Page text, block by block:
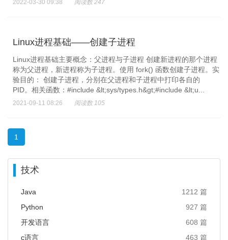
2022-03-30 09:38 阅读数 247
Linux进程基础——创建子进程
Linux进程基础主要概念：父进程与子进程​ 创建新进程的那个进程
称为父进程，新进程称为子进程。使用 fork() 函数创建子进程。实
验目的：​ 创建子进程，分别在父进程和子进程中打印各自的
PID。相关函数：#include &lt;sys/types.h&gt;#include &lt;u...
2021-09-11 08:26 阅读数 105
1
技术
Java
1212 篇
Python
927 篇
开发语言
608 篇
c语言
463 篇